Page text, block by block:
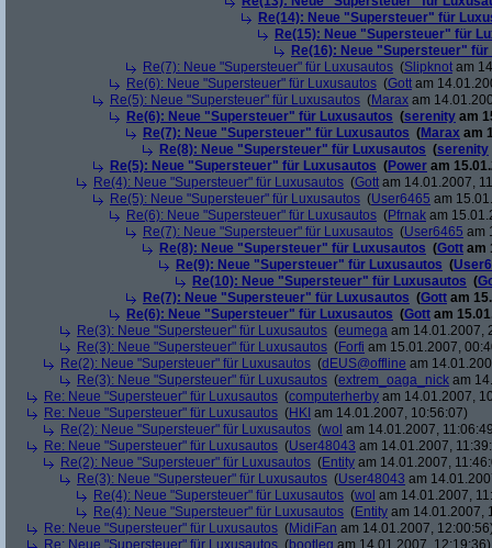
Re(14): Neue "Supersteuer" für
Re(15): Neue "Supersteuer" für
Re(16): Neue "Supersteuer"
Re(7): Neue "Supersteuer" für Luxusautos (Slipknot am
Re(6): Neue "Supersteuer" für Luxusautos (Gott am
Re(5): Neue "Supersteuer" für Luxusautos (Marax am
Re(6): Neue "Supersteuer" für Luxusautos (serenity am
Re(7): Neue "Supersteuer" für Luxusautos (Marax am
Re(8): Neue "Supersteuer" für Luxusautos (serenity
Re(5): Neue "Supersteuer" für Luxusautos (Power am
Re(4): Neue "Supersteuer" für Luxusautos (Gott am 14.01.2007,
Re(5): Neue "Supersteuer" für Luxusautos (User6465 am
Re(6): Neue "Supersteuer" für Luxusautos (Pfrnak am
Re(7): Neue "Supersteuer" für Luxusautos (User6465 am
Re(8): Neue "Supersteuer" für Luxusautos (Gott am
Re(9): Neue "Supersteuer" für Luxusautos (
Re(10): Neue "Supersteuer" für Luxusautos (
Re(7): Neue "Supersteuer" für Luxusautos (Gott am
Re(6): Neue "Supersteuer" für Luxusautos (Gott am
Re(3): Neue "Supersteuer" für Luxusautos (eumega am 14.01.2007,
Re(3): Neue "Supersteuer" für Luxusautos (Forfi am 15.01.2007,
Re(2): Neue "Supersteuer" für Luxusautos (dEUS@offline am
Re(3): Neue "Supersteuer" für Luxusautos (extrem_oaga_nick am
Re: Neue "Supersteuer" für Luxusautos (computerherby am 14.01.2007,
Re: Neue "Supersteuer" für Luxusautos (HKI am 14.01.2007, 10:56:07)
Re(2): Neue "Supersteuer" für Luxusautos (wol am 14.01.2007,
Re: Neue "Supersteuer" für Luxusautos (User48043 am 14.01.2007,
Re(2): Neue "Supersteuer" für Luxusautos (Entity am 14.01.2007,
Re(3): Neue "Supersteuer" für Luxusautos (User48043 am
Re(4): Neue "Supersteuer" für Luxusautos (wol am 14.01.2007,
Re(4): Neue "Supersteuer" für Luxusautos (Entity am 14.01.2007,
Re: Neue "Supersteuer" für Luxusautos (MidiFan am 14.01.2007,
Re: Neue "Supersteuer" für Luxusautos (bootleg am 14.01.2007, 12:19:36)